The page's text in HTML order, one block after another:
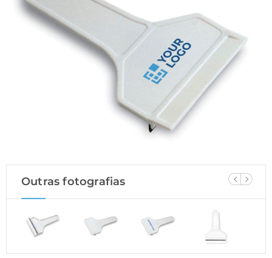
Outras fotografias